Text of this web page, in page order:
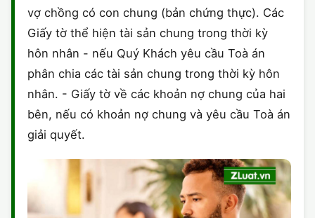
vợ chồng có con chung (bản chứng thực). Các
Giấy tờ thể hiện tài sản chung trong thời kỳ
hôn nhân - nếu Quý Khách yêu cầu Toà án
phân chia các tài sản chung trong thời kỳ hôn
nhân. - Giấy tờ về các khoản nợ chung của hai
bên, nếu có khoản nợ chung và yêu cầu Toà án
giải quyết.